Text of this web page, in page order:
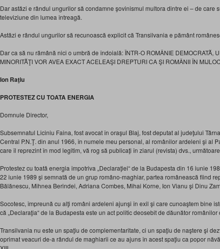
Dar astăzi e rândul ungurilor să condamne şovinismul multora dintre ei – de care
televiziune din lumea întreagă.
Astăzi e rândul ungurilor să recunoască explicit că Transilvania e pământ
Dar ca să nu rămână nici o umbră de îndoială: ÎNTR-O ROMÂNIE DEMOCRATĂ,
MINORITĂŢI VOR AVEA EXACT ACELEAŞI DREPTURI CA ŞI ROMÂNII ÎN
Ion Raţiu
PROTESTEZ CU TOATA ENERGIA
Domnule Director,
Subsemnatul Liciniu Faina, fost avocat în oraşul Blaj, fost deputat al judeţului
Central P.N.Ţ. din anul 1966, în numele meu personal, al românilor ardeleni şi al
care îl reprezint în mod legitim, vă rog să publicaţi în ziarul (revista) dvs.,
Protestez cu toată energia împotriva „Declaraţiei“ de la Budapesta din 16 iunie
22 iunie 1989 şi semnată de un grup româno-maghiar, partea românească fiind
Bălănescu, Mihnea Berindei, Adriana Combes, Mihai Korne, Ion Vianu şi Dinu
Socotesc, împreună cu alţi români ardeleni ajunşi în exil şi care cunoaştem bine
că „Declaraţia“ de la Budapesta este un act politic deosebit de dăunător
Transilvania nu este un spaţiu de complementaritate, ci un spaţiu de naştere şi
oprimat veacuri de-a rândul de maghiarii ce au ajuns în acest spaţiu ca popor